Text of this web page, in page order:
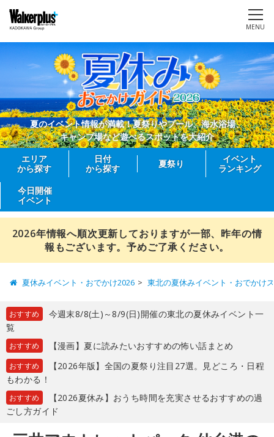
MENU
夏のイベント情報が満載！夏祭りやプール、海水浴場、
キャンプ場など遊べるスポットを大紹介
エリア
から探す
日付
から探す
夏祭り
イベント
ランキング
今日開催
イベント
2026年情報へ順次更新しておりますが一部、昨年の情
報もございます。予めご了承ください。
夏休みイベント・おでかけ2026 東北の夏休みイベント・おでかけ
おすすめ
今週末8/8(土)～8/9(日)開催の東北の夏休みイベント一
覧
おすすめ 【漫画】夏に読みたいおすすめの怖い話まとめ
おすすめ
【2026年版】全国の夏祭り注目27選。見どころ・日程
もわかる！
おすすめ
【2026夏休み】おうち時間を充実させるおすすめの過
ごし方ガイド